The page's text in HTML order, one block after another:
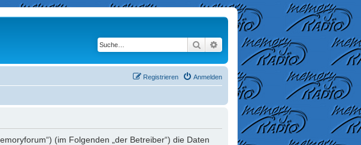
Suche Erweiterte Suche
Anmelden
Registrieren
(im Folgenden „der Betreiber“) die Daten